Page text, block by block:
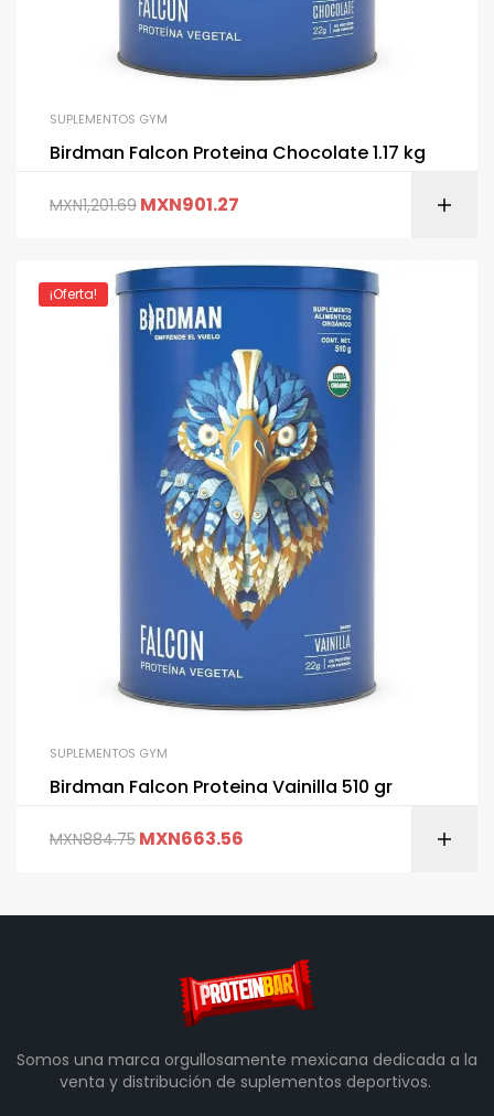
SUPLEMENTOS GYM
Birdman Falcon Proteina Chocolate 1.17 kg
MXN1,201.69 MXN901.27
¡Oferta!
SUPLEMENTOS GYM
Birdman Falcon Proteina Vainilla 510 gr
MXN884.75 MXN663.56
Somos una marca orgullosamente mexicana dedicada a la
venta y distribución de suplementos deportivos.